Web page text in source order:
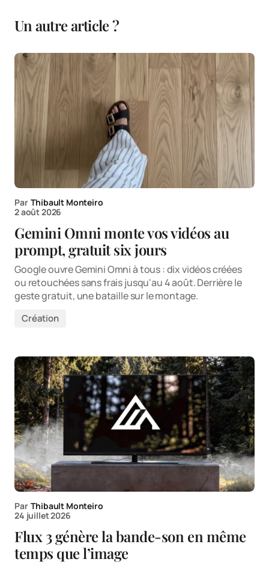
Un autre article ?
Par Thibault Monteiro
2 août 2026
Gemini Omni monte vos vidéos au
prompt, gratuit six jours
Google ouvre Gemini Omni à tous : dix vidéos créées
ou retouchées sans frais jusqu'au 4 août. Derrière le
geste gratuit, une bataille sur le montage.
Création
Par Thibault Monteiro
24 juillet 2026
Flux 3 génère la bande-son en même
temps que l’image